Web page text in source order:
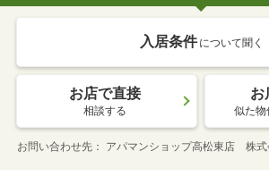
入居条件 について聞く
お店で直接
相談する
お
似た物
お問い合わせ先 アパマンショップ高松東店 株式